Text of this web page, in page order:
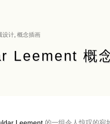
设计 概念插画
Leement 概
Leement 的一组令人惊叹的宛